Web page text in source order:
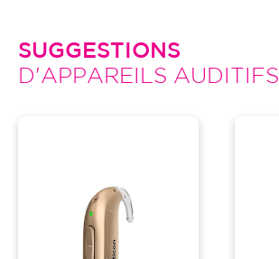
SUGGESTIONS
D'APPAREILS AUDITIFS